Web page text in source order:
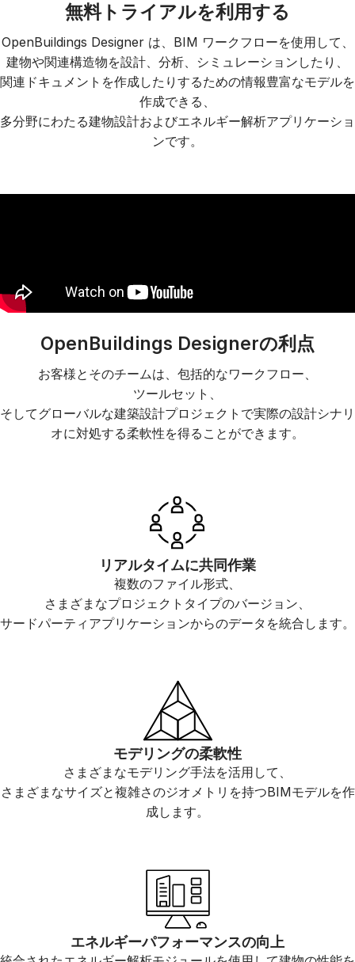
無料トライアルを利用する
OpenBuildings Designer は、BIM ワークフローを使用して、
建物や関連構造物を設計、分析、シミュレーションしたり、
関連ドキュメントを作成したりするための情報豊富なモデルを
作成できる、
多分野にわたる建物設計およびエネルギー解析アプリケーショ
ンです。
OpenBuildings Designerの利点
お客様とそのチームは、包括的なワークフロー、
ツールセット、
そしてグローバルな建築設計プロジェクトで実際の設計シナリ
オに対処する柔軟性を得ることができます。
リアルタイムに共同作業
複数のファイル形式、
さまざまなプロジェクトタイプのバージョン、
サードパーティアプリケーションからのデータを統合します。
モデリングの柔軟性
さまざまなモデリング手法を活用して、
さまざまなサイズと複雑さのジオメトリを持つBIMモデルを作
成します。
エネルギーパフォーマンスの向上